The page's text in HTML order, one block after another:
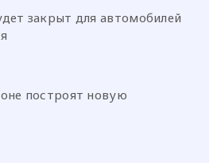
закрыт для автомобилей
построят новую